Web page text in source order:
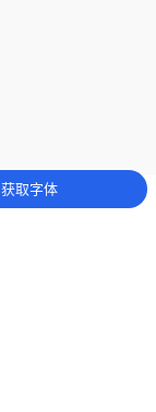
获取字体